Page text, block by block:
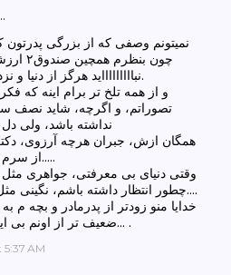
نمیتونم وصفی که از بزرگی پدرتون
چون
نباااااااااید هرگز از دنیا و نزدیک عزیزانش بره.
و از همه تلخ تر برام اینه که
تصوراتم، و اگرچه، شاید نصف
نداشته باشد، ولی
همگان ازش، جبران هرچه آرزوی،
از سرم میگیره و میترسم.....
وقتی دنیای بی معرفتی، جواهری
چطور انتظار داشته باشم، نگینی مثل پدرمو نگیره ازم....
خدایا منو زودتر از پدرمادر و بچه
ضعیف تر از اونم بی این آدما، آدم بمونم... .
AM